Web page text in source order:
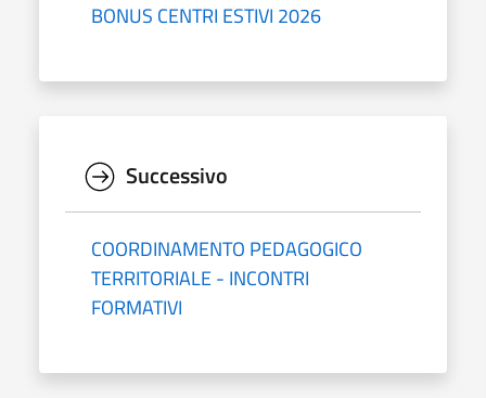
BONUS CENTRI ESTIVI 2026
Successivo
COORDINAMENTO PEDAGOGICO
TERRITORIALE - INCONTRI
FORMATIVI